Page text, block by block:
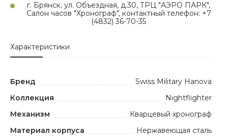
г. Брянск, ул. Объездная, д.30, ТРЦ "АЭРО ПАРК",
Салон часов "Хронограф", контактный телефон: +7
(4832) 36-70-35
Характеристики
Бренд
Swiss Military Hanova
Коллекция
Nightflighter
Механизм
Кварцевый хронограф
Материал корпуса
Нержавеющая сталь